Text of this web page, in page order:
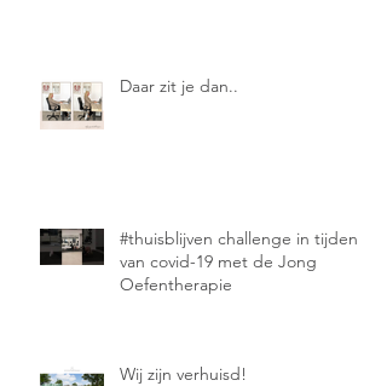
Daar zit je dan..
#thuisblijven challenge in tijden
van covid-19 met de Jong
Oefentherapie
Wij zijn verhuisd!